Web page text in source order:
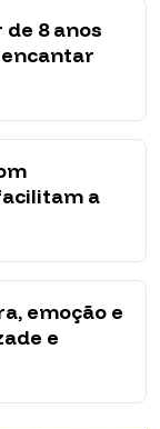
8 anos
encantar
a
emoção e
e